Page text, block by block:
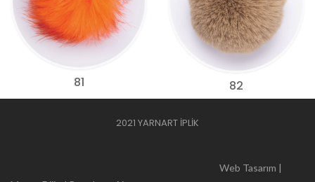
81 82
2021 YARNART İPLİK
Web Tasarım |